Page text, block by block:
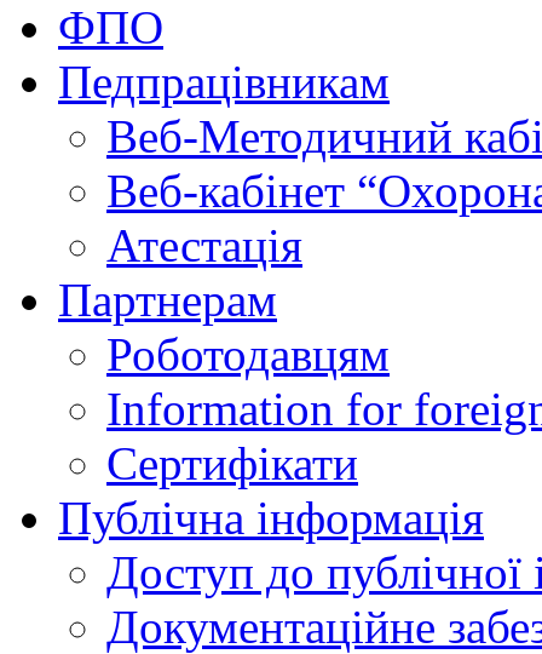
ФПО
Педпрацівникам
Веб-Методичний
Веб-кабінет
Атестація
Партнерам
Роботодавцям
Information for
Сертифікати
Публічна інформація
Доступ до публічної
Документаційне